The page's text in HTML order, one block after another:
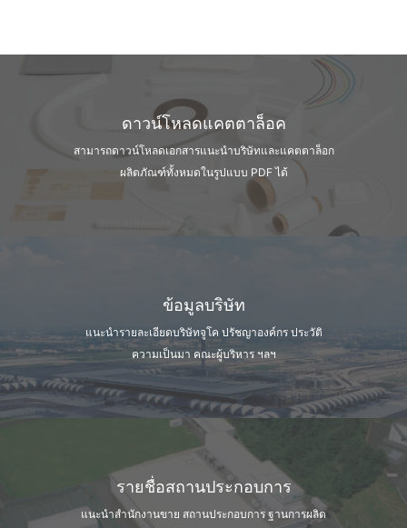
ดาวน์โหลดแคตตาล็อค
สามารถดาวน์โหลดเอกสารแนะนำบริษัทและแคตตาล็อก
ผลิตภัณฑ์ทั้งหมดในรูปแบบ PDF ได้
ข้อมูลบริษัท
แนะนำรายละเอียดบริษัทจูโค ปรัชญาองค์กร ประวัติ
ความเป็นมา คณะผู้บริหาร ฯลฯ
รายชื่อสถานประกอบการ
แนะนำสำนักงานขาย สถานประกอบการ ฐานการผลิต